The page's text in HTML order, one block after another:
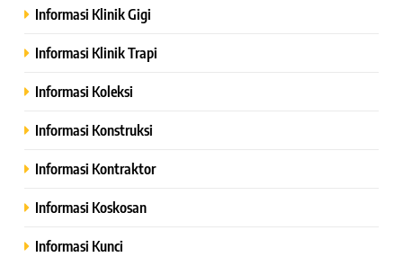
Informasi Klinik Gigi
Informasi Klinik Trapi
Informasi Koleksi
Informasi Konstruksi
Informasi Kontraktor
Informasi Koskosan
Informasi Kunci